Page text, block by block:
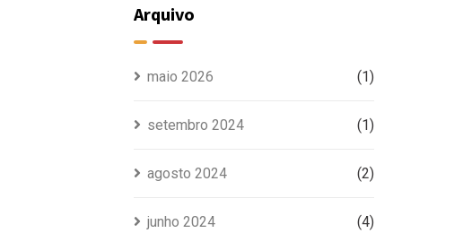
Arquivo
maio 2026 (1)
setembro 2024 (1)
agosto 2024 (2)
junho 2024 (4)